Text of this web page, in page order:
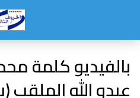
بالفيديو كلمة
عبدو الله الملقب